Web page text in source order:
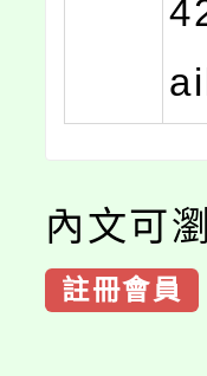
內文可
註冊會員